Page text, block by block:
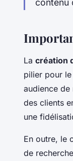
contenu
La création
pilier pour
audience de
des clients
une
En outre, le
de